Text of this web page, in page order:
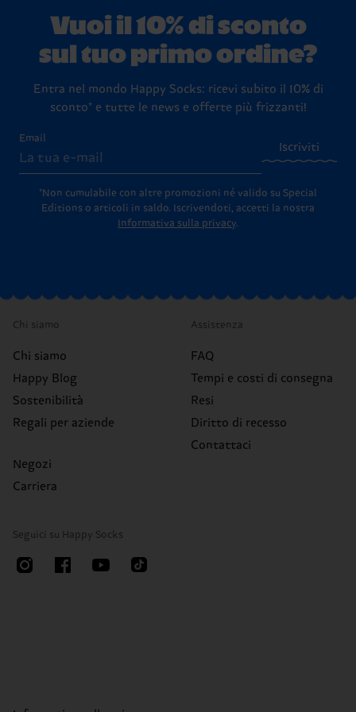
lavaggiodettagliate.
come restituirci i prodotti.
Vuoi il 10% di sconto
sul tuo primo ordine?
Entra nel mondo Happy Socks: ricevi subito il 10% di
sconto* e tutte le news e offerte più frizzanti!
Email
Iscriviti
*Non cumulabile con altre promozioni né valido su Special
Editions o articoli in saldo.
Iscrivendoti, accetti la nostra
Informativa sulla privacy.
Chi siamo
Chi siamo
Happy Blog
Sostenibilità
Regali per aziende
Negozi
Carriera
Assistenza
FAQ
Tempi e costi di consegna
Resi
Diritto di recesso
Contattaci
Seguici su Happy Socks